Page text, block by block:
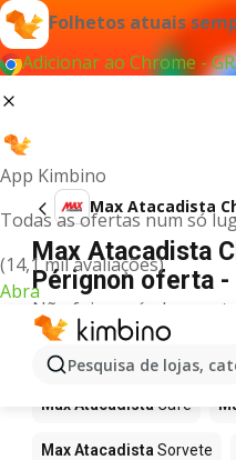
Folhetos atuais
Adicionar ao Chrome -
App Kimbino
Todas as ofertas num só
(14,1 mil avaliações)
Abra
Pesquisa de lojas,
Max Atacadista
Max Atacadista
Pérignon oferta -
Não foi possível
para este termo.
Mais produtos
Max Atacadista Café
Max Atacadista Sorvete